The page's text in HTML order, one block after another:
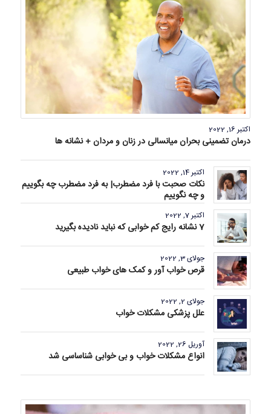
اکتبر 16, 2022
درمان تضمینی بحران میانسالی در زنان و مردان + نشانه ها
اکتبر 14, 2022
نکات صحبت با فرد مضطرب| به فرد مضطرب چه بگوییم
و چه نگوییم
اکتبر 7, 2022
7 نشانه رایج کم خوابی که نباید نادیده بگیرید
جولای 3, 2022
قرص خواب آور و کمک های خواب طبیعی
جولای 2, 2022
علل پزشکی مشکلات خواب
آوریل 26, 2022
انواع مشکلات خواب و بی خوابی شناساسی شد